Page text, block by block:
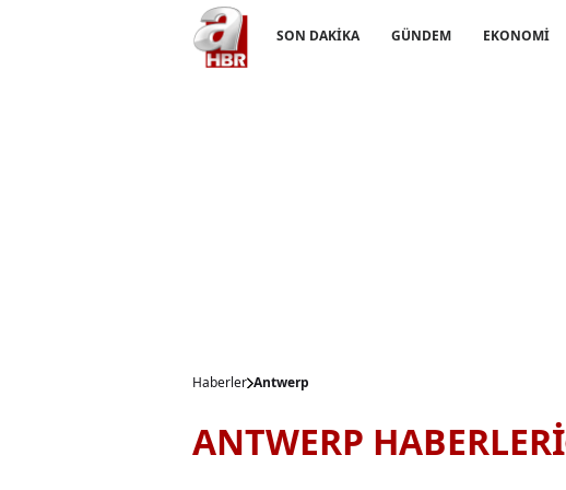
SON DAKİKA GÜNDEM EKONOMİ
Haberler Antwerp
ANTWERP HABERLERİ